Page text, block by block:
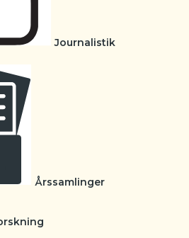
Journalistik
Årssamlinger